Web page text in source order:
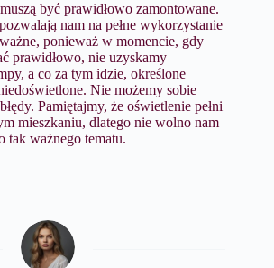
być prawidłowo zamontowane.
nam na pełne wykorzystanie
ponieważ w momencie, gdy
prawidłowo, nie uzyskamy
a co za tym idzie, określone
Nie możemy sobie
Pamiętajmy, że oświetlenie pełni
mieszkaniu, dlatego nie wolno nam
tak ważnego tematu.